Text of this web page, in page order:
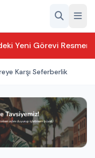
Yeni Görevi
Karşı Seferberlik